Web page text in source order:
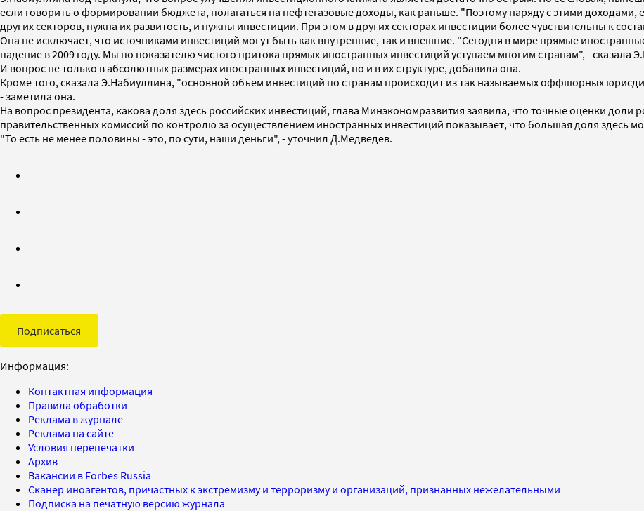
если говорить о формировании бюджета, полагаться на нефтегазовые доходы, как раньше. "Поэтому наряду с этими
других секторов, нужна их развитость, и нужны инвестиции. При этом в других секторах инвестиции более чувствительны к
Она не исключает, что источниками инвестиций могут быть как внутренние, так и внешние. "Сегодня в мире прямые
падение в 2009 году. Мы по показателю чистого притока прямых иностранных инвестиций уступаем многим странам", - сказала
И вопрос не только в абсолютных размерах иностранных инвестиций, но и в их структуре, добавила она.
Кроме того, сказала Э.Набиуллина, "основной объем инвестиций по странам происходит из так называемых оффшорных
- заметила она.
На вопрос президента, какова доля здесь российских инвестиций, глава Минэкономразвития заявила, что точные оценки доли
правительственных комиссий по контролю за осуществлением иностранных инвестиций показывает, что большая доля здесь
"То есть не менее половины - это, по сути, наши деньги", - уточнил Д.Медведев.
Подписаться
Информация:
Контактная информация
Правила обработки
Реклама в журнале
Реклама на сайте
Условия перепечатки
Архив
Вакансии в Forbes Russia
Сканер иноагентов, причастных к экстремизму и терроризму и организаций, признанных нежелательными
Подписка на печатную версию журнала